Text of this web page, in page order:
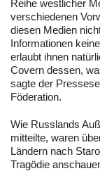
Reihe westlicher
verschiedenen
diesen Medien
Informationen
erlaubt ihnen
Covern dessen,
sagte der
Föderation.
Wie Russlands
mitteilte, waren
Ländern nach
Tragödie